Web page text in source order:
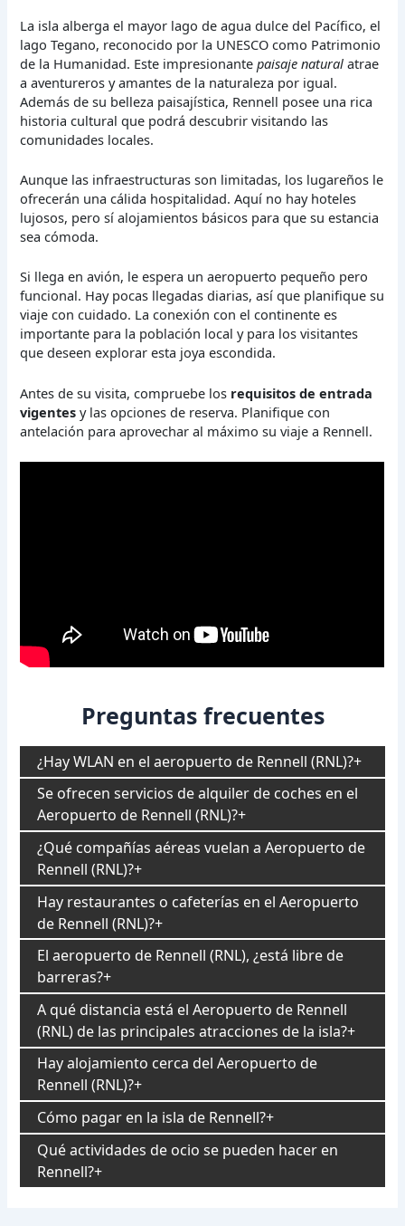
La isla alberga el mayor lago de agua dulce del Pacífico, el
lago Tegano, reconocido por la UNESCO como Patrimonio
de la Humanidad. Este impresionantepaisaje natural atrae
a aventureros y amantes de la naturaleza por igual.
Además de su belleza paisajística, Rennell posee una rica
historia cultural que podrá descubrir visitando las
comunidades locales.
Aunque las infraestructuras son limitadas, los lugareños le
ofrecerán una cálida hospitalidad. Aquí no hay hoteles
lujosos, pero sí alojamientos básicos para que su estancia
sea cómoda.
Si llega en avión, le espera un aeropuerto pequeño pero
funcional. Hay pocas llegadas diarias, así que planifique su
viaje con cuidado. La conexión con el continente es
importante para la población local y para los visitantes
que deseen explorar esta joya escondida.
Antes de su visita, compruebe los requisitos de entrada
vigentes y las opciones de reserva. Planifique con
antelación para aprovechar al máximo su viaje a Rennell.
Preguntas frecuentes
¿Hay WLAN en el aeropuerto de Rennell (RNL)?
Se ofrecen servicios de alquiler de coches en el
Aeropuerto de Rennell (RNL)?
¿Qué compañías aéreas vuelan a Aeropuerto de
Rennell (RNL)?
Hay restaurantes o cafeterías en el Aeropuerto
de Rennell (RNL)?
El aeropuerto de Rennell (RNL), ¿está libre de
barreras?
A qué distancia está el Aeropuerto de Rennell
(RNL) de las principales atracciones de la isla?
Hay alojamiento cerca del Aeropuerto de
Rennell (RNL)?
Cómo pagar en la isla de Rennell?
Qué actividades de ocio se pueden hacer en
Rennell?